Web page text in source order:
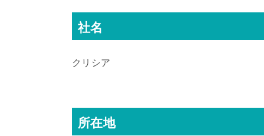
社名
クリシア
所在地